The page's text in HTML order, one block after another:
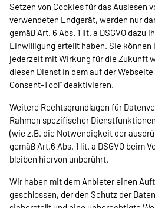
Setzen von Cookies für das Auslesen
verwendeten Endgerät, werden nur
gemäß Art. 6 Abs. 1 lit. a DSGVO dazu
Einwilligung erteilt haben. Sie
jederzeit mit Wirkung für die Zukunft
diesen Dienst in dem auf der
Consent-Tool“ deaktivieren.
Weitere Rechtsgrundlagen für
Rahmen spezifischer
(wie z.B. die Notwendigkeit der
gemäß Art.6 Abs. 1 lit. a DSGVO beim
bleiben hiervon unberührt.
Wir haben mit dem Anbieter einen
geschlossen, der den Schutz der